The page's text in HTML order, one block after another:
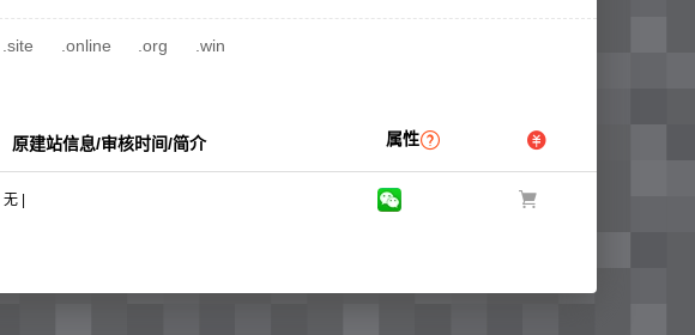
.site .online .org .win
原建站信息/审核时间/简介 属性 
无 | 